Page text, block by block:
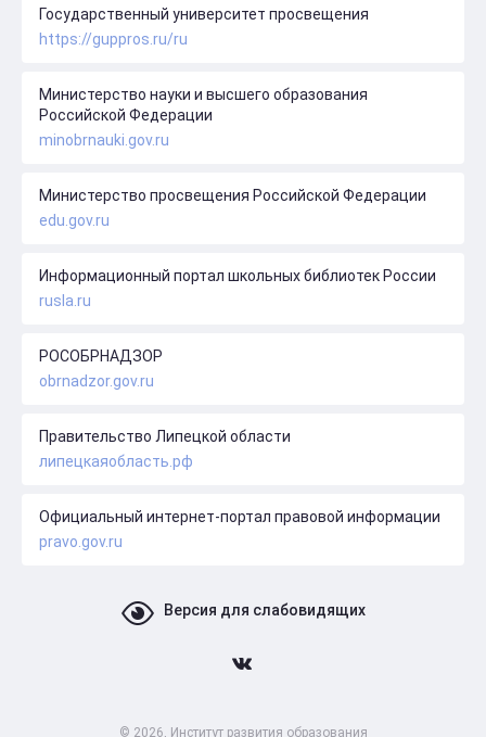
Государственный университет просвещения
https://guppros.ru/ru
Министерство науки и высшего образования
Российской Федерации
minobrnauki.gov.ru
Министерство просвещения Российской Федерации
edu.gov.ru
Информационный портал школьных библиотек России
rusla.ru
РОСОБРНАДЗОР
obrnadzor.gov.ru
Правительство Липецкой области
липецкаяобласть.рф
Официальный интернет-портал правовой информации
pravo.gov.ru
Версия для слабовидящих
© 2026, Институт развития образования